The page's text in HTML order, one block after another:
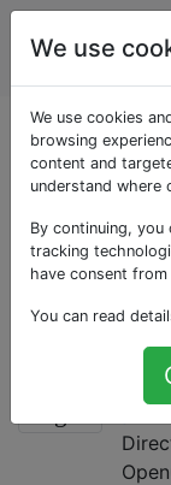
Linux è un
kernel nel 1991.
We use
We use cookies
browsing
content and
understand where
By continuing,
tracking
have consent
You can read